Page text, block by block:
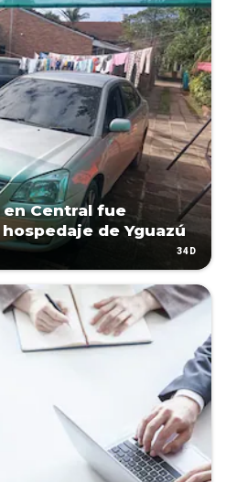
Central fue
de Yguazú
34D